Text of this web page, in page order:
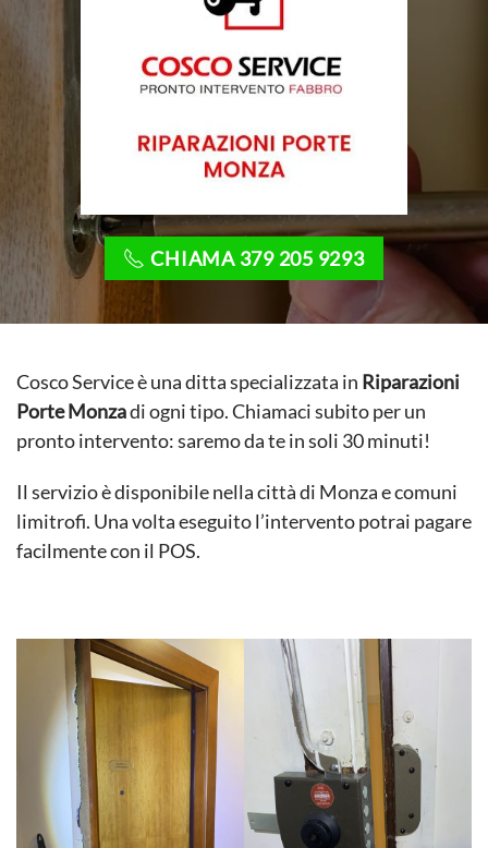
CHIAMA 379 205 9293
Cosco Service è una ditta specializzata in Riparazioni
Porte Monzadi ogni tipo. Chiamaci subito per un
pronto intervento: saremo da te in soli 30 minuti!
Il servizio è disponibile nella città di Monza e comuni
limitrofi. Una volta eseguito l’intervento potrai pagare
facilmente con il POS.